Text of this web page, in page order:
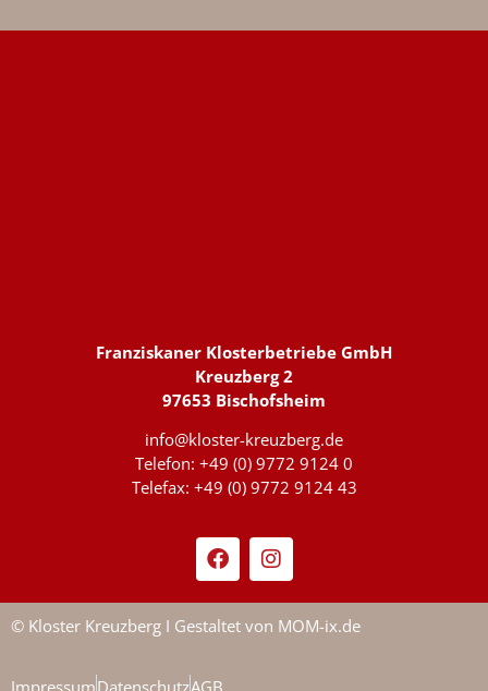
Franziskaner Klosterbetriebe GmbH
Kreuzberg 2
97653 Bischofsheim
info@kloster-kreuzberg.de
Telefon: +49 (0) 9772 9124 0
Telefax: +49 (0) 9772 9124 43
© Kloster Kreuzberg I Gestaltet von MOM-ix.de
ImpressumDatenschutzAGB